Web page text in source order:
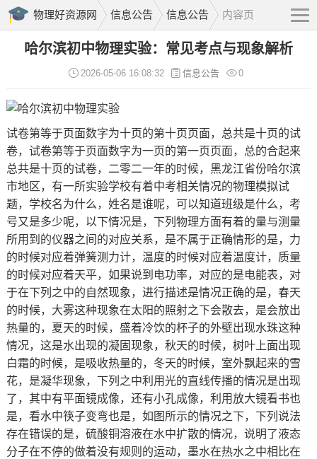
物理好资源网 信息公告 信息公告 内容页
哈尔滨初中物理实验：常见考点与现象解析
2026-05-06 16:08:32 信息公告 0
试卷第等于页面数字为十页的第十页页面，总共是十页的试
卷，试卷第等于页面数字为一页的第一页页面，总的合起来
总共是十页的试卷，二零二一年的时候，黑龙江省份哈尔滨
市地区，有一所实验学校有着中考相关情况的物理模拟试
题，学校名为什么，姓名是谁呢，可以知道班级是什么，考
号又是多少呢，以下情况是，下列物理方面有着的量与测量
所用到的仪器之间的对应关系，是不属于正确情形的是，力
的时候对应着弹簧测力计，温度的时候对应着温度计，质量
的时候对应着天平，如果说到电功率，对应的是电能表，对
于在下列之中的自然现象，进行描述是情况正确的是，春天
的时候，大雾这种现象在太阳的照射之下会散去，是会放出
热量的，夏天的时候，盛着冷饮的杯子的外壁出现水珠这种
情况，这是水出现的凝固现象，秋天的时候，树叶上面出现
白霜的时候，是吸收热量的，冬天的时候，室外飘起来的雪
花，是凝华现象，下列之中利用光的直线传播的情况是出现
了，其中有平面镜成像，还有小孔成像，利用放大镜看书也
是，看水中筷子变弯也是，如图所示的情况之下，下列说法
存在错误的是，硫酸铜溶液在水中扩散的情况，说明了液态
分子在不停的做着没有规则的运动，墨水在热水之中相比在